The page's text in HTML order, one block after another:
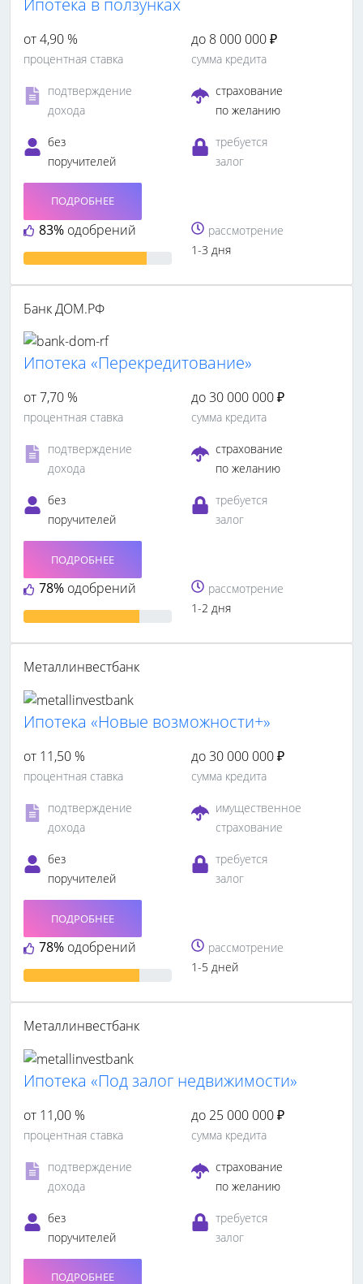
от 4,90 %
процентная ставка
до 8 000 000 ₽
сумма кредита
подтверждение
дохода
страхование
по желанию
без
поручителей
требуется
залог
83% одобрений
ПОДРОБНЕЕ
рассмотрение
1-3 дня
Банк ДОМ.РФ
Ипотека «Перекредитование»
от 7,70 %
процентная ставка
до 30 000 000 ₽
сумма кредита
подтверждение
дохода
страхование
по желанию
без
поручителей
требуется
залог
78% одобрений
ПОДРОБНЕЕ
рассмотрение
1-2 дня
Металлинвестбанк
Ипотека «Новые возможности+»
от 11,50 %
процентная ставка
до 30 000 000 ₽
сумма кредита
подтверждение
дохода
имущественное
страхование
без
поручителей
требуется
залог
78% одобрений
ПОДРОБНЕЕ
рассмотрение
1-5 дней
Металлинвестбанк
Ипотека «Под залог недвижимости»
от 11,00 %
процентная ставка
до 25 000 000 ₽
сумма кредита
подтверждение
дохода
страхование
по желанию
без
поручителей
требуется
залог
ПОДРОБНЕЕ